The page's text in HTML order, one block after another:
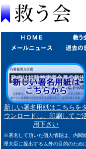
新しい署名用紙はこちらを
ウンロードし、印刷してご
用下さい
※署名して頂いた個人情報は、内閣
理大臣に提出する以外の目的のため